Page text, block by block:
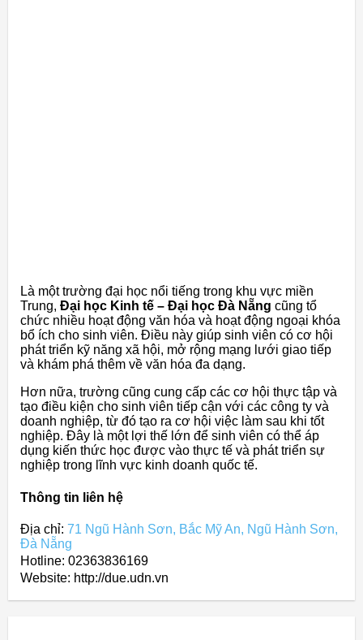
Là một trường đại học nổi tiếng trong khu vực miền
Trung, Đại học Kinh tế – Đại học Đà Nẵng cũng tổ
chức nhiều hoạt động văn hóa và hoạt động ngoại khóa
bổ ích cho sinh viên. Điều này giúp sinh viên có cơ hội
phát triển kỹ năng xã hội, mở rộng mạng lưới giao tiếp
và khám phá thêm về văn hóa đa dạng.
Hơn nữa, trường cũng cung cấp các cơ hội thực tập và
tạo điều kiện cho sinh viên tiếp cận với các công ty và
doanh nghiệp, từ đó tạo ra cơ hội việc làm sau khi tốt
nghiệp. Đây là một lợi thế lớn để sinh viên có thể áp
dụng kiến thức học được vào thực tế và phát triển sự
nghiệp trong lĩnh vực kinh doanh quốc tế.
Thông tin liên hệ
Địa chỉ: 71 Ngũ Hành Sơn, Bắc Mỹ An, Ngũ Hành Sơn,
Đà Nẵng
Hotline: 02363836169
Website: http://due.udn.vn